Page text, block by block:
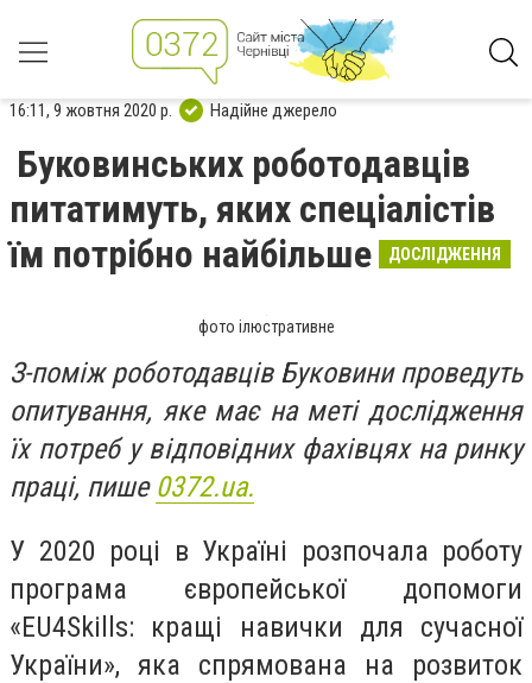
16:11, 9 жовтня 2020 р. Надійне джерело
Буковинських роботодавців
питатимуть, яких спеціалістів
їм потрібно найбільше
ДОСЛІДЖЕННЯ
фото ілюстративне
З-поміж роботодавців Буковини проведуть
опитування, яке має на меті дослідження
їх потреб у відповідних фахівцях на ринку
праці, пише 0372.ua.
У 2020 році в Україні розпочала роботу
програма європейської допомоги
«EU4Skills: кращі навички для сучасної
України», яка спрямована на розвиток